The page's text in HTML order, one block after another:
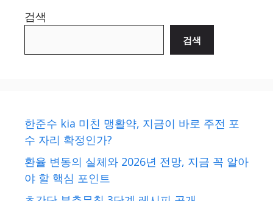
검색
검색
한준수 kia 미친 맹활약, 지금이 바로 주전 포
수 자리 확정인가?
환율 변동의 실체와 2026년 전망, 지금 꼭 알아
야 할 핵심 포인트